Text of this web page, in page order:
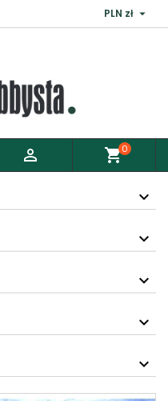
PLN zł 
 shopping_cart0